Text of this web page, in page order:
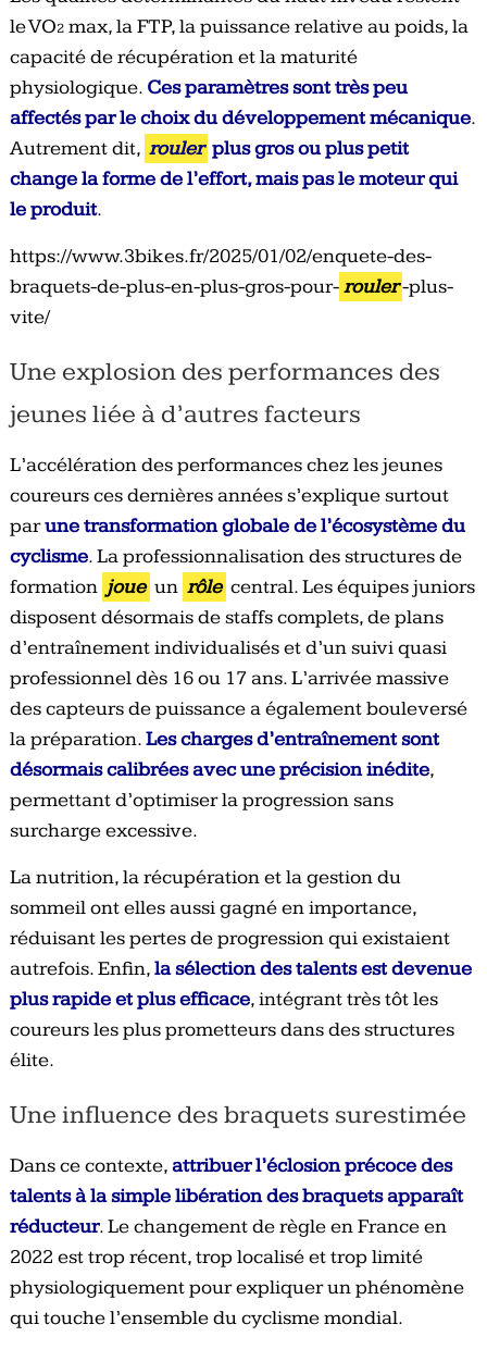
le VO₂ max, la FTP, la puissance relative au poids, la
capacité de récupération et la maturité
physiologique. Ces paramètres sont très peu
affectés par le choix du développement mécanique.
Autrement dit, rouler plus gros ou plus petit
change la forme de l’effort, mais pas le moteur qui
le produit.
https://www.3bikes.fr/2025/01/02/enquete-des-
braquets-de-plus-en-plus-gros-pour-rouler-plus-
vite/
Une explosion des performances des
jeunes liée à d’autres facteurs
L’accélération des performances chez les jeunes
coureurs ces dernières années s’explique surtout
parune transformation globale de l’écosystème du
cyclisme. La professionnalisation des structures de
formation joue un rôle central. Les équipes juniors
disposent désormais de staffs complets, de plans
d’entraînement individualisés et d’un suivi quasi
professionnel dès 16 ou 17 ans. L’arrivée massive
des capteurs de puissance a également bouleversé
la préparation.Les charges d’entraînement sont
désormais calibrées avec une précision inédite,
permettant d’optimiser la progression sans
surcharge excessive.
La nutrition, la récupération et la gestion du
sommeil ont elles aussi gagné en importance,
réduisant les pertes de progression qui existaient
autrefois. Enfin,la sélection des talents est devenue
plus rapide et plus efficace, intégrant très tôt les
coureurs les plus prometteurs dans des structures
élite.
Une influence des braquets surestimée
Dans ce contexte,attribuer l’éclosion précoce des
talents à la simple libération des braquets apparaît
réducteur. Le changement de règle en France en
2022 est trop récent, trop localisé et trop limité
physiologiquement pour expliquer un phénomène
qui touche l’ensemble du cyclisme mondial.